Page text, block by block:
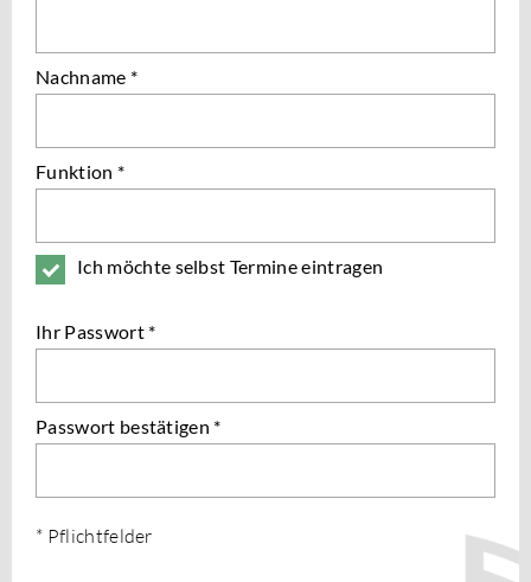
Nachname *
Funktion *
Ich möchte selbst Termine eintragen
Ihr Passwort *
Passwort bestätigen *
* Pflichtfelder